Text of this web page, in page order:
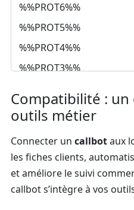
%%PROT6%%
%%PROT5%%
%%PROT4%%
%%PROT3%%
Exporter
Compatibilité :
outils métier
Connecter un callbotaux
les fiches clients,
et améliore le suivi
callbot s’intègre à vos